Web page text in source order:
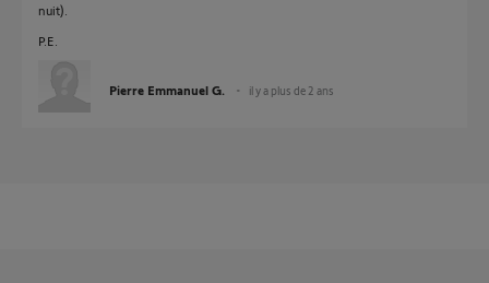
nuit).
P.E.
Pierre Emmanuel G. il y a plus de 2 ans